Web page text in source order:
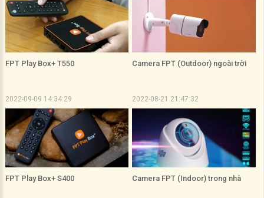
FPT Play Box+ T550
2022-09-09 14:34:29
Camera FPT (Outdoor) ngoài trời
2022-08-21 21:47:32
FPT Play Box+ S400 Camera FPT (Indoor) trong nhà